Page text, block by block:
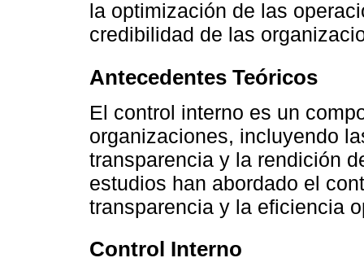
la optimización de las
credibilidad de las
Antecedentes Teóricos
El control interno es un
organizaciones, incluyendo
transparencia y la rendición
estudios han abordado el
transparencia y la eficiencia
Control Interno